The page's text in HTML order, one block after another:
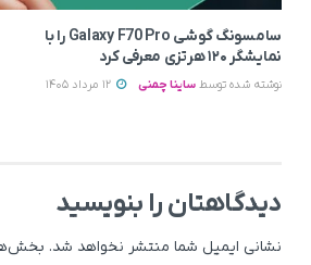
سامسونگ گوشی Galaxy F70 Pro را با
نمایشگر ۱۲۰ هرتزی معرفی کرد
نوشته شده توسط ساینا چمنی
دیدگاهتان را بنویسید
نشانی ایمیل شما منتشر نخواهد شد.